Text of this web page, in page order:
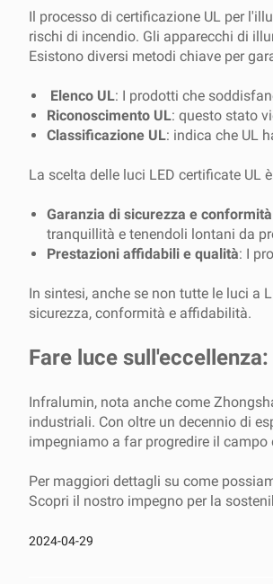
Il processo di certificazione UL per
rischi di incendio. Gli apparecchi di
Esistono diversi metodi chiave per
Elenco UL: I prodotti che
Riconoscimento UL: questo stato
Classificazione UL: indica che UL
La scelta delle luci LED certificate UL
Garanzia di sicurezza e conformità
tranquillità e tenendoli lontani da
Prestazioni affidabili e qualità: I
In sintesi, anche se non tutte le luci a
sicurezza, conformità e affidabilità.
Fare luce
Infralumin, nota anche come
industriali. Con oltre un decennio di
impegniamo a far progredire il
Per maggiori dettagli su come
Scopri il nostro impegno per la
2024-04-29